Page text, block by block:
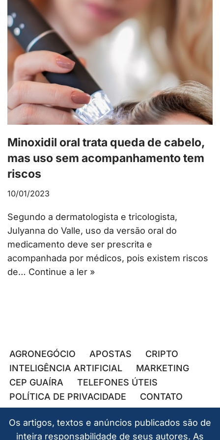
Minoxidil oral trata queda de cabelo,
mas uso sem acompanhamento tem
riscos
10/01/2023
Segundo a dermatologista e tricologista,
Julyanna do Valle, uso da versão oral do
medicamento deve ser prescrita e
acompanhada por médicos, pois existem riscos
de… Continue a ler »
AGRONEGÓCIO APOSTAS
CRIPTO
INTELIGÊNCIA ARTIFICIAL
MARKETING
CEP GUAÍRA
TELEFONES ÚTEIS
POLÍTICA DE PRIVACIDADE
CONTATO
Os artigos, textos e anúncios publicados são de
inteira responsabilidade de seus autores. As